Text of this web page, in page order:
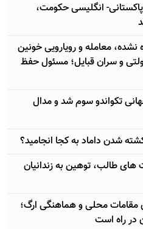
انگلیسی حکومت،
نشده، معامله و رویارویی خونین
و سران قبایل؛ مسئول حفظ
تکواندو سوم شد و مدال
شدن داماد به کجا انجامید؟
طالب، توهین به زندانیان
مقامات محلی و هماهنگی ارگ؛
در راه است